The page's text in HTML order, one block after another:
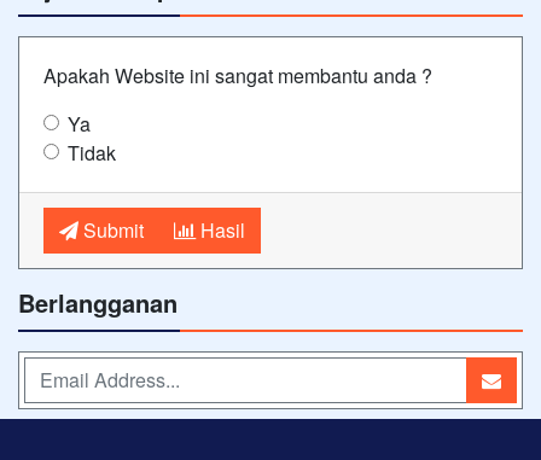
Apakah Website ini sangat membantu anda ?
Ya
Tidak
Submit Hasil
Berlangganan